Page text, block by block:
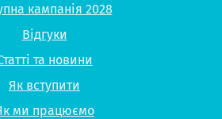
кампанія 2028
Відгуки
та новини
Як вступити
ми працюємо